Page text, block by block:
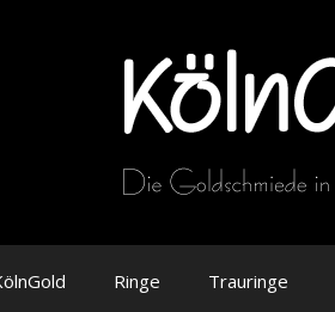
Ringe Trauringe